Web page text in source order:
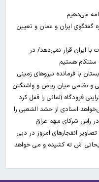
می‌دهیم
گفتگوی ایران و عمان و تعیین
با ایران قرار نمی‌دهد/ در
سنتکام هستیم
با فرمانده نیروهای زمینی
و نظامی میان ریاض و واشنگتن
فرودگاه آلمانی را قفل کرد
اسنادی از حشد الشعبی را
راس شرکای مهم عراق
اش ته کشیده و می خواهد